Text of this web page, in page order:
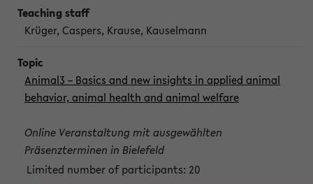
Krüger, Caspers, Krause, Kauselmann
Animal3 – Basics and new insights in applied animal
behavior, animal health and animal welfare
Online Veranstaltung mit ausgewählten
Präsenzterminen in Bielefeld
Limited number of participants: 20